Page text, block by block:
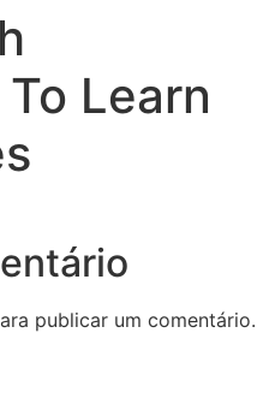
Learn
publicar um comentário.